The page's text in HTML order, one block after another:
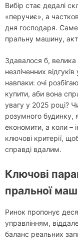
Вибір стає дедалі
«перучиє», а
дня господаря.
пральну машину,
Здавалося б, велика
незліченних
навпаки: очі
купити, аби вона
увагу у 2025 році?
розумного будинку,
економити, а коли –
ключові критерії,
справді вдалим.
Ключові
пральної
Ринок пропонує
управлінням,
баланс реальних